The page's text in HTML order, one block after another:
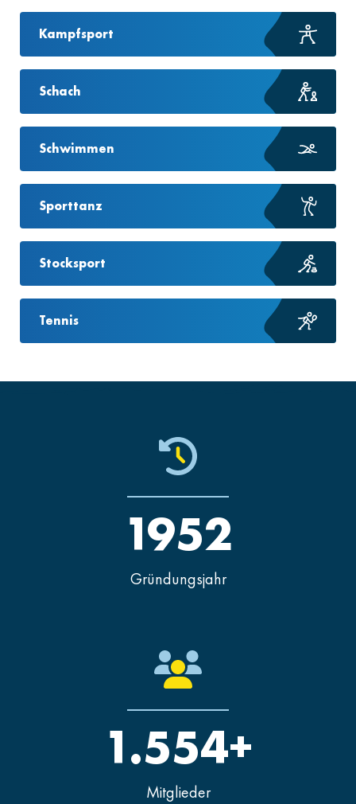
Kampfsport
Schach
Schwimmen
Sporttanz
Stocksport
Tennis
Gründungsjahr
1952
Mitglieder
1.554+